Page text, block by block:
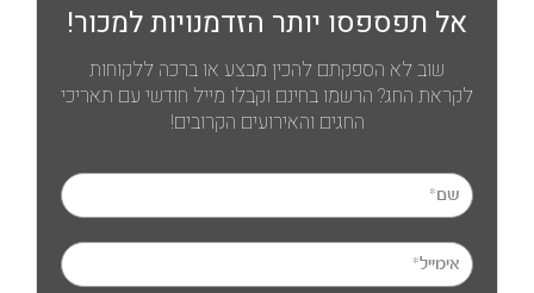
אל תפספסו יותר הזדמנויות למכור!
שוב לא הספקתם להכין מבצע או ברכה ללקוחות
לקראת החג? הרשמו בחינם וקבלו מייל חודשי עם תאריכי
החגים והאירועים הקרובים!